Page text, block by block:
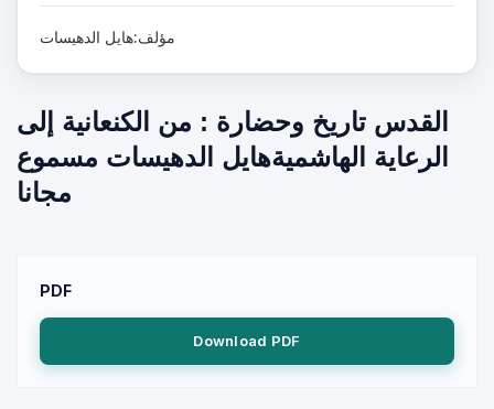
مؤلف:هايل الدهيسات
القدس تاريخ وحضارة : من الكنعانية إلى
الرعاية الهاشميةهايل الدهيسات مسموع
مجانا
PDF
Download PDF